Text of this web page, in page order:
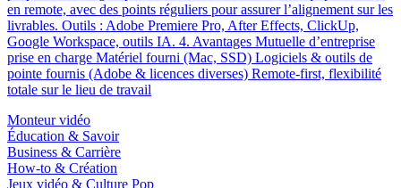
en remote, avec des points réguliers pour assurer l’alignement sur les
livrables. Outils : Adobe Premiere Pro, After Effects, ClickUp,
Google Workspace, outils IA. 4. Avantages Mutuelle d’entreprise
prise en charge Matériel fourni (Mac, SSD) Logiciels & outils de
pointe fournis (Adobe & licences diverses) Remote-first, flexibilité
totale sur le lieu de travail
Monteur vidéo
Éducation & Savoir
Business & Carrière
How-to & Création
Jeux vidéo & Culture Pop